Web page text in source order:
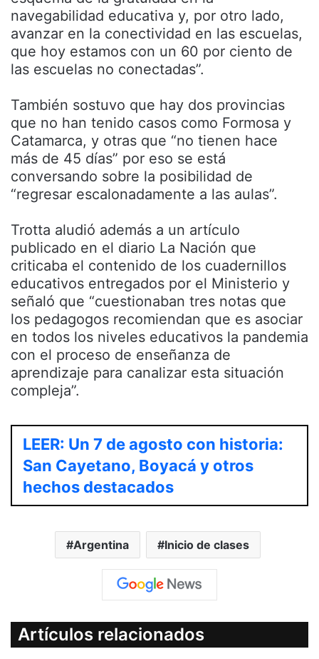
navegabilidad educativa y, por otro lado,
avanzar en la conectividad en las escuelas,
que hoy estamos con un 60 por ciento de
las escuelas no conectadas”.
También sostuvo que hay dos provincias
que no han tenido casos como Formosa y
Catamarca, y otras que “no tienen hace
más de 45 días” por eso se está
conversando sobre la posibilidad de
“regresar escalonadamente a las aulas”.
Trotta aludió además a un artículo
publicado en el diario La Nación que
criticaba el contenido de los cuadernillos
educativos entregados por el Ministerio y
señaló que “cuestionaban tres notas que
los pedagogos recomiendan que es asociar
en todos los niveles educativos la pandemia
con el proceso de enseñanza de
aprendizaje para canalizar esta situación
compleja”.
LEER: Un 7 de agosto con historia:
San Cayetano, Boyacá y otros
hechos destacados
Argentina Inicio de clases
Artículos relacionados